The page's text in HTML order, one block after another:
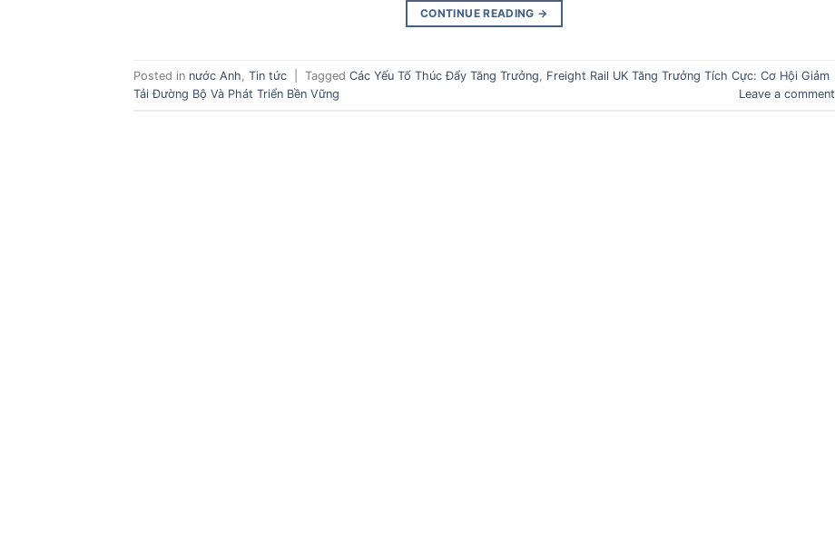
CONTINUE READING →
Posted in nước Anh Tin tức Tagged Các Yếu Tố Thúc Đẩy Tăng Trưởng
Freight Rail UK Tăng Trưởng Tích Cực: Cơ Hội Giảm
Tải Đường Bộ Và Phát Triển Bền Vững
Leave a comment